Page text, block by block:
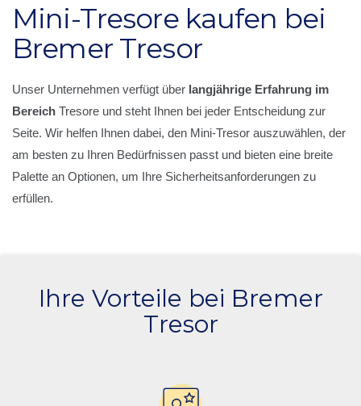
Mini-Tresore kaufen bei
Bremer Tresor
Unser Unternehmen verfügt über langjährige Erfahrung im
Bereich Tresore und steht Ihnen bei jeder Entscheidung zur
Seite. Wir helfen Ihnen dabei, den Mini-Tresor auszuwählen, der
am besten zu Ihren Bedürfnissen passt und bieten eine breite
Palette an Optionen, um Ihre Sicherheitsanforderungen zu
erfüllen.
Ihre Vorteile bei Bremer
Tresor